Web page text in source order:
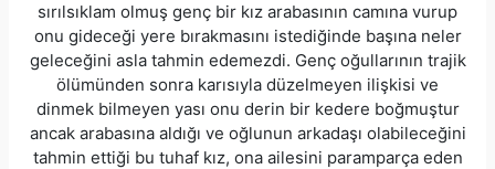
sırılsıklam olmuş genç bir kız arabasının camına vurup
onu gideceği yere bırakmasını istediğinde başına neler
geleceğini asla tahmin edemezdi. Genç oğullarının trajik
ölümünden sonra karısıyla düzelmeyen ilişkisi ve
dinmek bilmeyen yası onu derin bir kedere boğmuştur
ancak arabasına aldığı ve oğlunun arkadaşı olabileceğini
tahmin ettiği bu tuhaf kız, ona ailesini paramparça eden